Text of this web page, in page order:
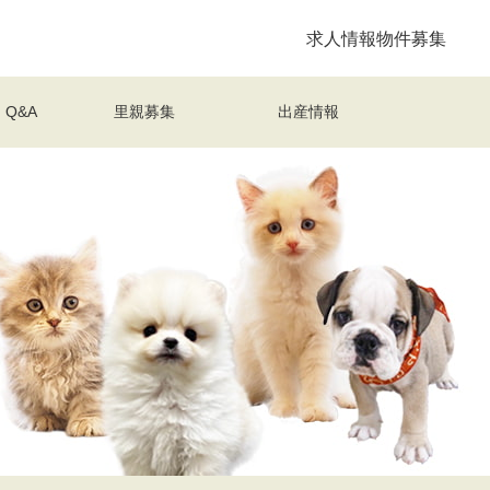
求人情報物件募集
Q&A 里親募集 出産情報